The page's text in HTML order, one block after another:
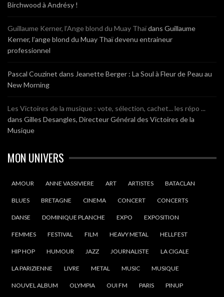
Birchwood à Andrésy !
Guillaume Kerner, l’Ange blond du Muay Thaïdans Guillaume
Kerner, l’ange blond du Muay Thaï devenu entraineur
professionnel
Pascal Couzinet dans Jeanette Berger : La Soul à Fleur de Peau au
New Morning
Les Victoires de la musique : vote, sélection, cachet... les répo ...
dans Gilles Desangles, Directeur Général des Victoires de la
Musique
MON UNIVERS
AMOUR ANNE VASSIVIERE ART ARTISTES BATACLAN
BLUES BRETAGNE CINEMA CONCERT CONCERTS
DANSE DOMINIQUE PLANCHE EXPO EXPOSITION
FEMMES FESTIVAL FILM HEAVY METAL HELLFEST
HIP HOP HUMOUR JAZZ JOURNALISTE LA CIGALE
LA PARIZIENNE LIVRE METAL MUSIC MUSIQUE
NOUVEL ALBUM OLYMPIA OUI FM PARIS PINUP